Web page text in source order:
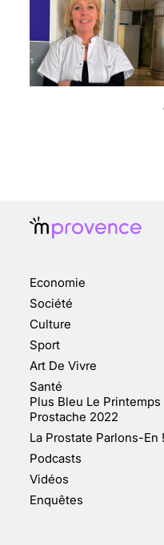
Economie
Société
Culture
Sport
Art De Vivre
Santé
Plus Bleu Le Printemps
Prostache 2022
La Prostate Parlons-En !
Podcasts
Vidéos
Enquêtes